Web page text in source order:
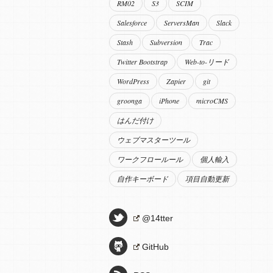
RM02 S3
SCIM
Salesforce
ServersMan
Slack
Stash
Subversion
Trac
Twitter Bootstrap
Web-to-リード
WordPress
Zapier
git
groonga
iPhone
microCMS
はんだ付け
ウェブマスターツール
ワークフロールール
個人輸入
自作キーボード
項目自動更新
@14tter
GitHub